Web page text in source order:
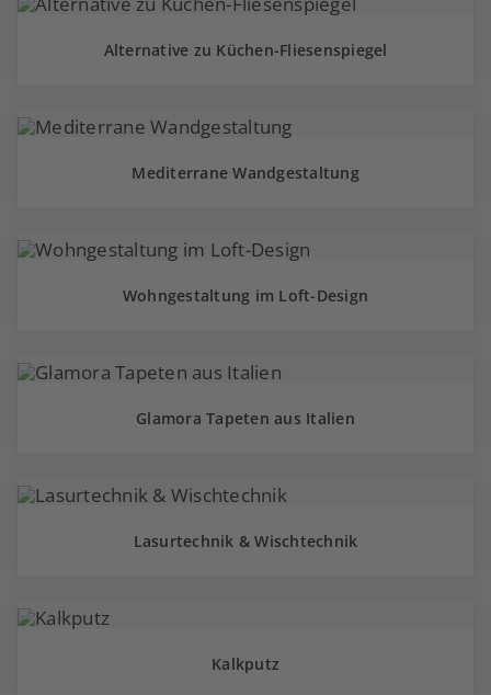
Alternative zu Küchen-Fliesenspiegel
Mediterrane Wandgestaltung
Wohngestaltung im Loft-Design
Glamora Tapeten aus Italien
Lasurtechnik & Wischtechnik
Kalkputz